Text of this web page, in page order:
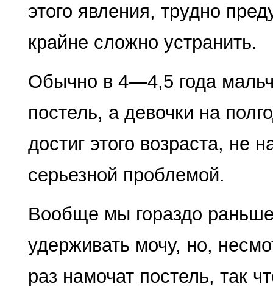
этого явления, трудно
крайне сложно устранить.
Обычно в 4—4,5 года
постель, а девочки на
достиг этого возраста, не
серьезной проблемой.
Вообще мы гораздо
удерживать мочу, но,
раз намочат постель, так